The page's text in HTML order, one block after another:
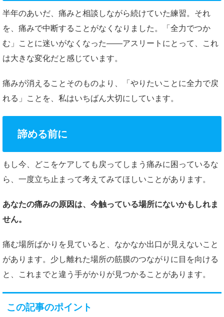
半年のあいだ、痛みと相談しながら続けていた練習。それ
を、痛みで中断することがなくなりました。「全力でつか
む」ことに迷いがなくなった——アスリートにとって、これ
は大きな変化だと感じています。
痛みが消えることそのものより、「やりたいことに全力で戻
れる」ことを、私はいちばん大切にしています。
諦める前に
もし今、どこをケアしても戻ってしまう痛みに困っているな
ら、一度立ち止まって考えてみてほしいことがあります。
あなたの痛みの原因は、今触っている場所にないかもしれま
せん。
痛む場所ばかりを見ていると、なかなか出口が見えないこと
があります。少し離れた場所の筋膜のつながりに目を向ける
と、これまでと違う手がかりが見つかることがあります。
この記事のポイント